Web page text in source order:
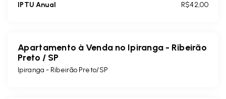
IPTU Anual
R$42,00
Apartamento à Venda no Ipiranga - Ribeirão
Preto / SP
Ipiranga - Ribeirão Preto/SP